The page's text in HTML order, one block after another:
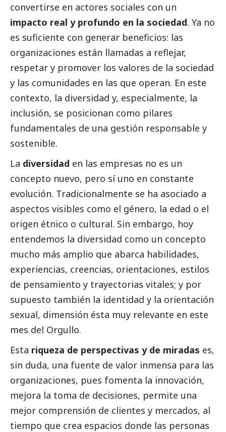
convertirse en actores sociales con un
impacto real y profundo en la sociedad. Ya no
es suficiente con generar beneficios: las
organizaciones están llamadas a reflejar,
respetar y promover los valores de la sociedad
y las comunidades en las que operan. En este
contexto, la diversidad y, especialmente, la
inclusión, se posicionan como pilares
fundamentales de una gestión responsable y
sostenible.
La diversidad en las empresas no es un
concepto nuevo, pero sí uno en constante
evolución. Tradicionalmente se ha asociado a
aspectos visibles como el género, la edad o el
origen étnico o cultural. Sin embargo, hoy
entendemos la diversidad como un concepto
mucho más amplio que abarca habilidades,
experiencias, creencias, orientaciones, estilos
de pensamiento y trayectorias vitales; y por
supuesto también la identidad y la orientación
sexual, dimensión ésta muy relevante en este
mes del Orgullo.
Esta riqueza de perspectivas y de miradas es,
sin duda, una fuente de valor inmensa para las
organizaciones, pues fomenta la innovación,
mejora la toma de decisiones, permite una
mejor comprensión de clientes y mercados, al
tiempo que crea espacios donde las personas